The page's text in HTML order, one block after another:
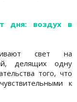
дня: воздух в
свет на
делящих одну
того, что
к